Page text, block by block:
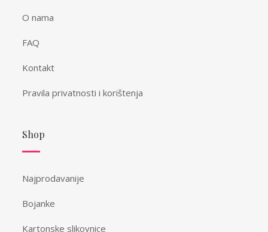
O nama
FAQ
Kontakt
Pravila privatnosti i korištenja
Shop
Najprodavanije
Bojanke
Kartonske slikovnice